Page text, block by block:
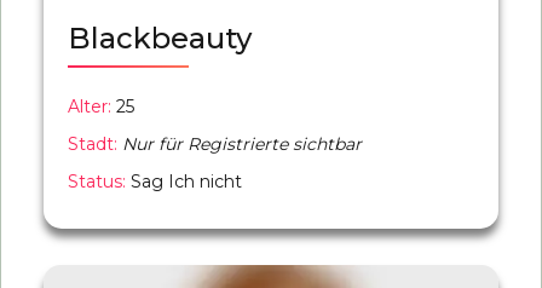
Blackbeauty
Alter: 25
Stadt: Nur für Registrierte sichtbar
Status: Sag Ich nicht